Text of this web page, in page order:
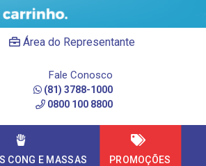
Área do Representante
Fale Conosco
(81) 3788-1000
0800 100 8800
CONG E MASSAS PROMOÇÕES